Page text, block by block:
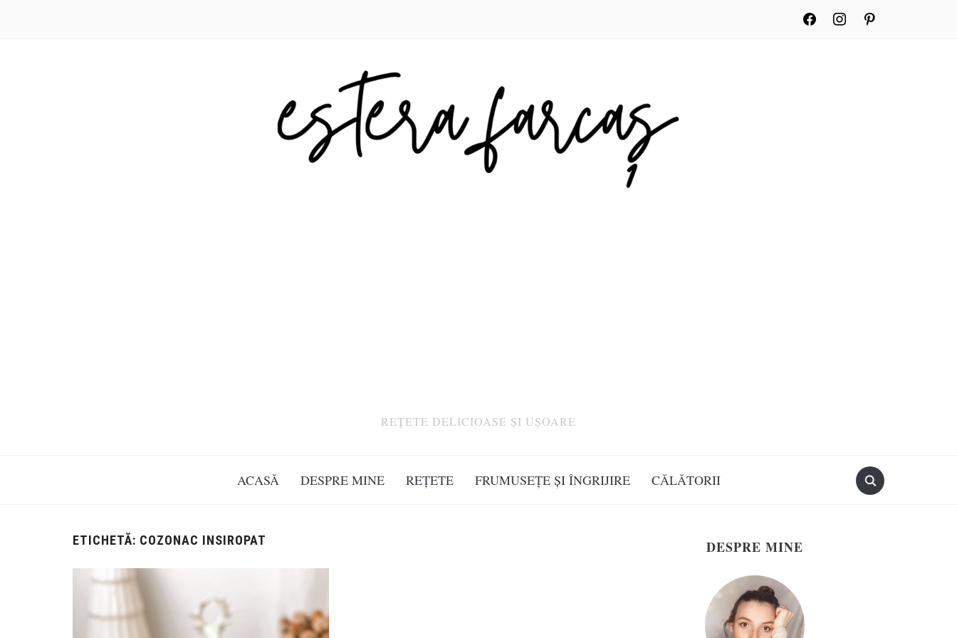
facebook instagrampinterest
REȚETE DELICIOASE ȘI UȘOARE
ACASĂ DESPRE MINE REȚETE FRUMUSEȚE ȘI ÎNGRIJIRE CĂLĂTORII
ETICHETĂ: COZONAC INSIROPAT DESPRE MINE